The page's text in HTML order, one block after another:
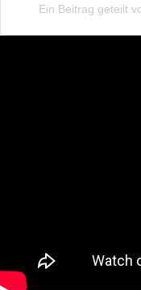
Ein Beitrag geteilt